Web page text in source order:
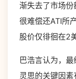
渐失去了市场份
很难偿还ATI所
股价仅徘徊在2
巴浩言认为，
灵思的关键因素